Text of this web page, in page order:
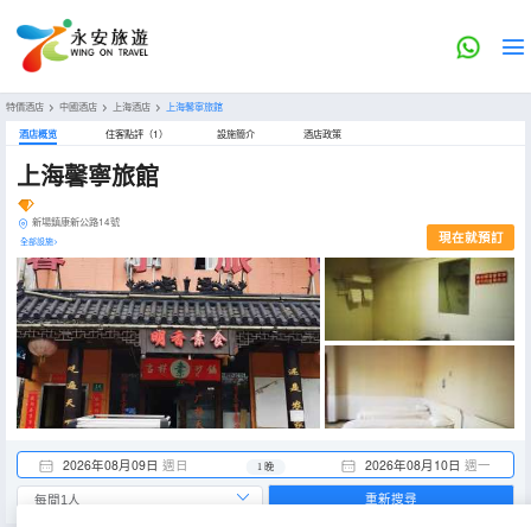
特價酒店 > 中國酒店 > 上海酒店 > 上海馨寧旅館
酒店概览 住客點評（1） 設施簡介 酒店政策
上海馨寧旅館
新場鎮康新公路14號
全部設施> 現在就預訂
2026年08月09日 週日 2026年08月10日 週一
1 晚
重新搜尋